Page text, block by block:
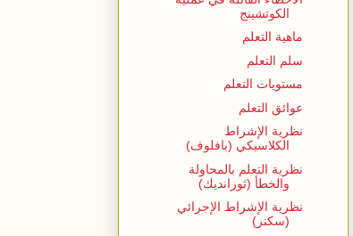
الكوتشينج
ماهية التعلم
سلم التعلم
مستويات التعلم
عوائق التعلم
نظرية الإشراط
الكلاسيكي (بافلوف)
نظرية التعلم بالمحاولة
والخطأ (ثورانديك)
نظرية الإشراط الإجرائي
(سكنر)